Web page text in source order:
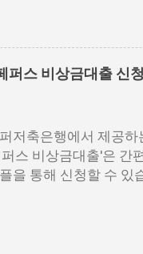
내역과 장기간에 걸쳐
한 고객이면, 추가 혜
다. 급히 자금이 필요
할 수도 있습니다. 그
고민해보셨다면, 무
소식일 것입니다. 통
신 사용량을 토대로 신
위 10개 상품을 추천해
1. 소액생계비대출: 연
신용회복위원회 성실
회복위원회 비대면 간
민행복기금 소액대
웰컴희망대출 9. 미래
불량자 자동차담보대
계비대출은 2023년 3
퍼스 비상금대출 신
저축은행에서 제공하
스 비상금대출'은 간
을 통해 신청할 수 있
한도를 제공하며, 프리